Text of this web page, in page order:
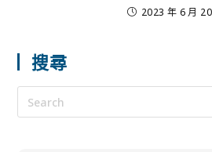
2023 年 6 月
搜尋